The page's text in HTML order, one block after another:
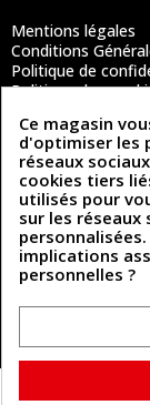
Mentions légales
Conditions
Politique de
Politique des
Coordonnées
493 Chemin
81300 Graulhet
Ce magasin
d'optimiser les
réseaux
cookies tiers
utilisés pour
sur les réseaux
implications
personnelles ?